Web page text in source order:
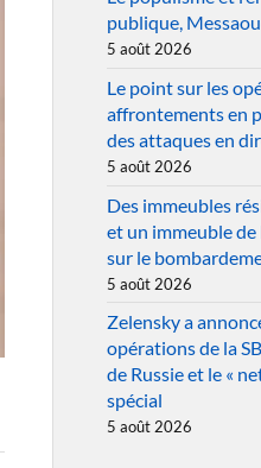
publique,
5 août 2026
Le point sur les
affrontements en
des attaques en
5 août 2026
Des immeubles
et un immeuble
sur le
5 août 2026
Zelensky a
opérations de la
de Russie et le «
spécial
5 août 2026